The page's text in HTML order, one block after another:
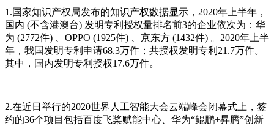
1.国家知识产权局发布的知识产权数据显示，2020年上半年，
国内 (不含港澳台) 发明专利授权量排名前3的企业依次为：华
为 (2772件) 、OPPO (1925件) 、京东方 (1432件) 。2020年上半
年，我国发明专利申请68.3万件；共授权发明专利21.7万件。
其中，国内发明专利授权17.6万件。
2.在近日举行的2020世界人工智能大会云端峰会闭幕式上，签
约的36个项目包括百度飞桨赋能中心、华为“鲲鹏+昇腾”创新